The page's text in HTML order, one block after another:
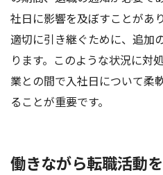
社日に影響を及ぼすことがあ
適切に引き継ぐために、追加
ります。このような状況に対
業との間で入社日について柔
ることが重要です。
働きながら転職活動